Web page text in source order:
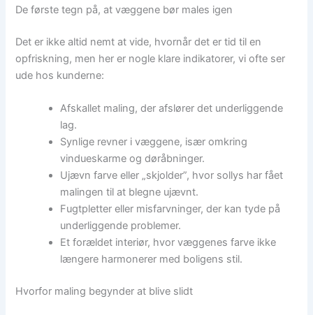
De første tegn på, at væggene bør males igen
Det er ikke altid nemt at vide, hvornår det er tid til en
opfriskning, men her er nogle klare indikatorer, vi ofte ser
ude hos kunderne:
Afskallet maling, der afslører det underliggende
lag.
Synlige revner i væggene, især omkring
vindueskarme og døråbninger.
Ujævn farve eller „skjolder”, hvor sollys har fået
malingen til at blegne ujævnt.
Fugtpletter eller misfarvninger, der kan tyde på
underliggende problemer.
Et forældet interiør, hvor væggenes farve ikke
længere harmonerer med boligens stil.
Hvorfor maling begynder at blive slidt